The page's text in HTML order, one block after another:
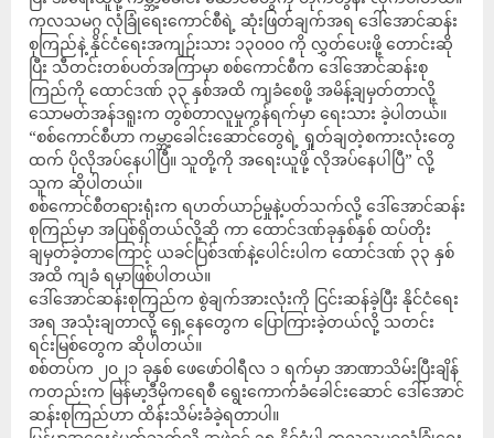
ကုလသမဂ္ဂ လုံခြုံရေးကောင်စီရဲ့ ဆုံးဖြတ်ချက်အရ ဒေါ်အောင်ဆန်း
စုကြည်နဲ့ နိုင်ငံရေးအကျဉ်းသား ၁၃၀၀၀ ကို လွှတ်ပေးဖို့ တောင်းဆို
ပြီး သီတင်းတစ်ပတ်အကြာမှာ စစ်ကောင်စီက ဒေါ်အောင်ဆန်းစု
ကြည်ကို ထောင်ဒဏ် ၃၃ နှစ်အထိ ကျခံစေဖို့ အမိန့်ချမှတ်တာလို့
သောမတ်အန်ဒရူးက တွစ်တာလူမှုကွန်ရက်မှာ ရေးသား ခဲ့ပါတယ်။
“စစ်ကောင်စီဟာ ကမ္ဘာ့ခေါင်းဆောင်တွေရဲ့ ရှုတ်ချတဲ့စကားလုံးတွေ
ထက် ပိုလိုအပ်နေပါပြီ။ သူတို့ကို အရေးယူဖို့ လိုအပ်နေပါပြီ” လို့
သူက ဆိုပါတယ်။
စစ်ကောင်စီတရားရုံးက ရဟတ်ယာဉ်မှုနဲ့ပတ်သက်လို့ ဒေါ်အောင်ဆန်း
စုကြည်မှာ အပြစ်ရှိတယ်လို့ဆို ကာ ထောင်ဒဏ်ခုနှစ်နှစ် ထပ်တိုး
ချမှတ်ခဲ့တာကြောင့် ယခင်ပြစ်ဒဏ်နဲ့ပေါင်းပါက ထောင်ဒဏ် ၃၃ နှစ်
အထိ ကျခံ ရမှာဖြစ်ပါတယ်။
ဒေါ်အောင်ဆန်းစုကြည်က စွဲချက်အားလုံးကို ငြင်းဆန်ခဲ့ပြီး နိုင်ငံရေး
အရ အသုံးချတာလို့ ရှေ့နေတွေက ပြောကြားခဲ့တယ်လို့ သတင်း
ရင်းမြစ်တွေက ဆိုပါတယ်။
စစ်တပ်က ၂၀၂၁ ခုနှစ် ဖေဖော်ဝါရီလ ၁ ရက်မှာ အာဏာသိမ်းပြီးချိန်
ကတည်းက မြန်မာ့ဒီမိုကရေစီ ရွေးကောက်ခံခေါင်းဆောင် ဒေါ်အောင်
ဆန်းစုကြည်ဟာ ထိန်းသိမ်းခံခဲ့ရတာပါ။